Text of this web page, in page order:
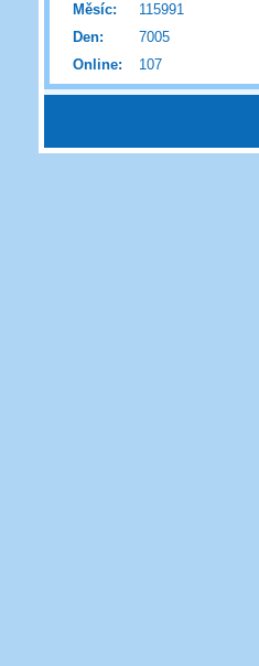
Online: 107
Měsíc:
115991
Den:
7005